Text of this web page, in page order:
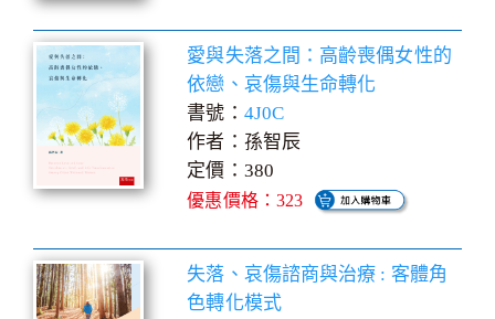
愛與失落之間：高齡喪偶女性的
依戀、哀傷與生命轉化
書號： 4J0C
作者：孫智辰
定價：380
優惠價格：323
失落、哀傷諮商與治療 : 客體角
色轉化模式